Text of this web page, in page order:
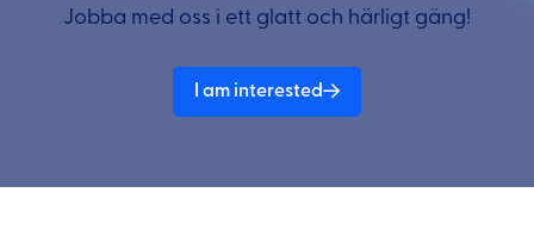
Jobba med oss i ett glatt och härligt gäng!
I am interested